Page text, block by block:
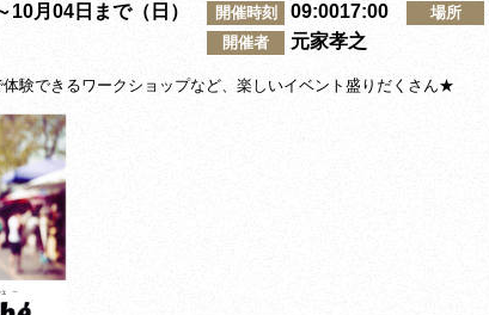
月04日まで（日） 開催時刻 09:0017:00 場所
開催者 元家孝之
験できるワークショップなど、楽しいイベント盛りだくさん★